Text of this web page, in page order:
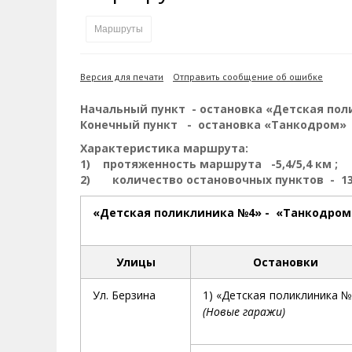
Сельское хозяйство
Аварии ДТП
Маршруты
Версия для печати Отправить сообщение об ошибке
Начальный пункт - остановка «Детская
Конечный пункт - остановка «Танкодром»
Характеристика маршрута:
1) протяженность маршрута -5,4/5,4 км ;
2) количество остановочных
«Детская поликлиника №4» -
Улицы Остановки
Ул. Берзина
1) «Детская поликлиника
(Новые гаражи)